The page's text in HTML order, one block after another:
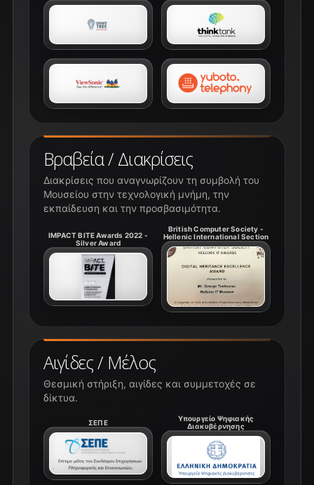
Αιγίδες / Μέλος
Θεσμική στήριξη, αιγίδες και συμμετοχές σε
δίκτυα.
ΣΕΠΕ
Υπουργείο Ψηφιακής
Διακυβέρνησης
Βραβεία / Διακρίσεις
Διακρίσεις που αναγνωρίζουν τη συμβολή του
Μουσείου στην τεχνολογική μνήμη, την
εκπαίδευση και την προσβασιμότητα.
IMPACT BITE Awards 2022 -
Silver Award
British Computer Society -
Hellenic International Section